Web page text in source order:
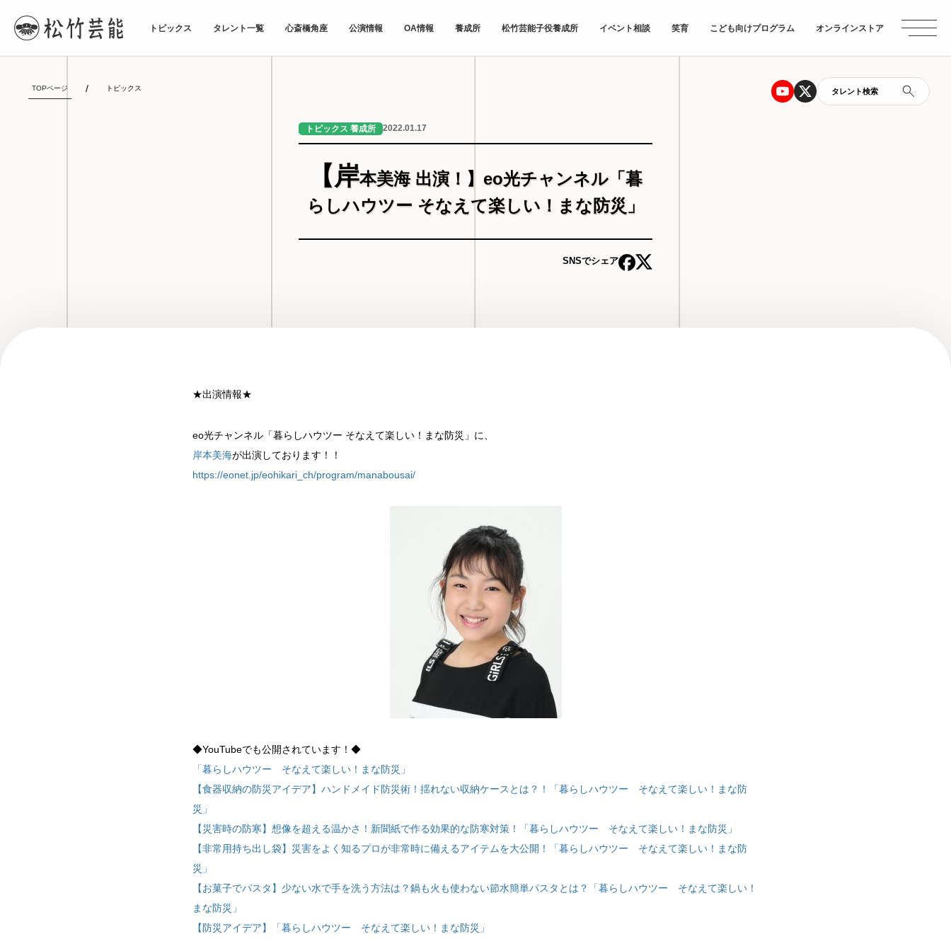
トピックス タレント一覧 心斎橋角座 公演情報 OA情報 養成所 松竹芸能子役養成所 イベント相談 笑育 こども向けプログラム オンラインストア
タレント検索
TOPページ トピックス
トピックス 養成所 2022.01.17
【岸本美海 出演！】eo光チャンネル「暮
らしハウツー そなえて楽しい！まな防災」
SNSでシェア
★出演情報★
eo光チャンネル「暮らしハウツー そなえて楽しい！まな防災」に、
岸本美海が出演しております！！
https://eonet.jp/eohikari_ch/program/manabousai/
◆YouTubeでも公開されています！◆
「暮らしハウツー そなえて楽しい！まな防災」
【食器収納の防災アイデア】ハンドメイド防災術！揺れない収納ケースとは？！「暮らしハウツー そなえて楽しい！まな防
災」
【災害時の防寒】想像を超える温かさ！新聞紙で作る効果的な防寒対策！「暮らしハウツー そなえて楽しい！まな防災」
【非常用持ち出し袋】災害をよく知るプロが非常時に備えるアイテムを大公開！「暮らしハウツー そなえて楽しい！まな防
災」
【お菓子でパスタ】少ない水で手を洗う方法は？鍋も火も使わない節水簡単パスタとは？「暮らしハウツー そなえて楽しい！
まな防災」
【防災アイデア】「暮らしハウツー そなえて楽しい！まな防災」